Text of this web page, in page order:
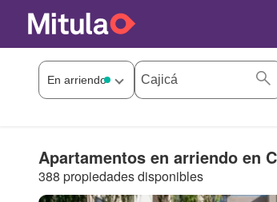
Apartamentos en arriendo en
388 propiedades disponibles